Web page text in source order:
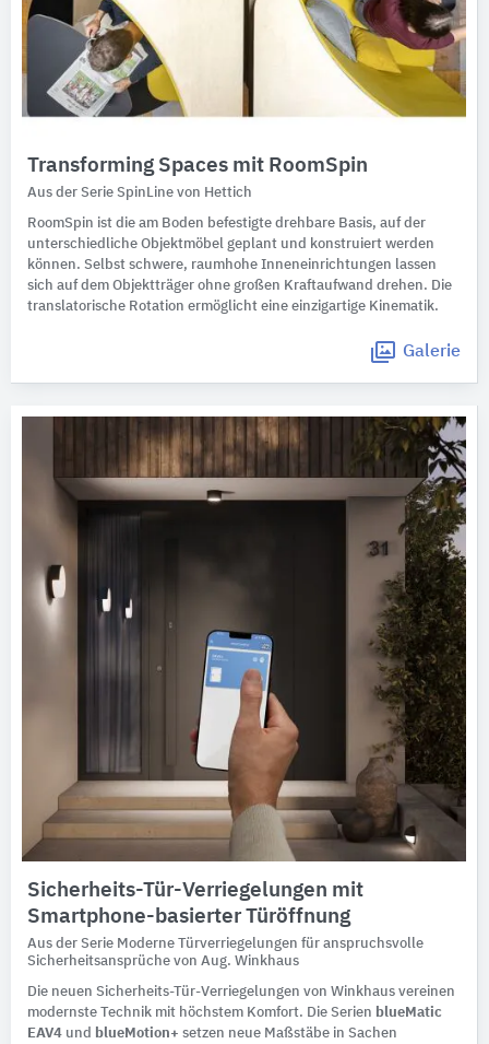
Transforming Spaces mit RoomSpin
Aus der Serie SpinLine von Hettich
RoomSpin ist die am Boden befestigte drehbare Basis, auf der
unterschiedliche Objektmöbel geplant und konstruiert werden
können. Selbst schwere, raumhohe Inneneinrichtungen lassen
sich auf dem Objektträger ohne großen Kraftaufwand drehen. Die
translatorische Rotation ermöglicht eine einzigartige Kinematik.
Galerie
Sicherheits-Tür-Verriegelungen mit
Smartphone-basierter Türöffnung
Aus der Serie Moderne Türverriegelungen für anspruchsvolle
Sicherheitsansprüche von Aug. Winkhaus
Die neuen Sicherheits-Tür-Verriegelungen von Winkhaus vereinen
modernste Technik mit höchstem Komfort. Die Serien blueMatic
EAV4 und blueMotion+ setzen neue Maßstäbe in Sachen